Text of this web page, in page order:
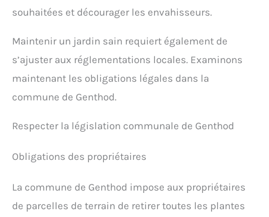
souhaitées et décourager les envahisseurs.
Maintenir un jardin sain requiert également de
s’ajuster aux réglementations locales. Examinons
maintenant les obligations légales dans la
commune de Genthod.
Respecter la législation communale de Genthod
Obligations des propriétaires
La commune de Genthod impose aux propriétaires
de parcelles de terrain de retirer toutes les plantes